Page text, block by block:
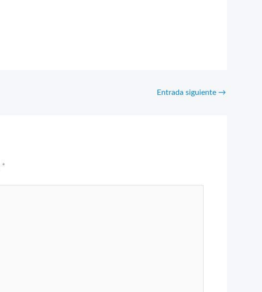
Entrada siguiente →
*